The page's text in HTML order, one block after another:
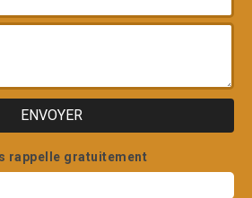
rappelle gratuitement